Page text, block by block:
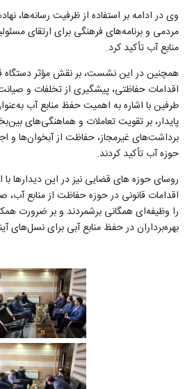
وی در ادامه بر استفاده از ظرفیت رسانه‌ها،
مردمی و برنامه‌های فرهنگی برای ارتقای
منابع آب تأکید کرد.
همچنین در این نشست، بر نقش مؤثر دستگاه
اقدامات حفاظتی، پیشگیری از تخلفات و
طرفین با اشاره به اهمیت حفظ منابع آب
پایدار، بر تقویت تعاملات و هماهنگی‌های
برداشت‌های غیرمجاز، حفاظت از آبخوان‌ها و
حوزه آب تأکید کردند.
روسای حوزه های قضایی نیز در این دیدارها با
اقدامات قانونی در حوزه حفاظت از منابع آب،
را وظیفه‌ای همگانی برشمردند و بر ضرورت
بهره‌برداران در حفظ منابع آبی برای نسل‌های